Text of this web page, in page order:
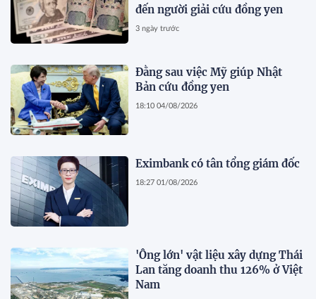
đến người giải cứu đồng yen
3 ngày trước
Đằng sau việc Mỹ giúp Nhật
Bản cứu đồng yen
18:10 04/08/2026
Eximbank có tân tổng giám đốc
18:27 01/08/2026
'Ông lớn' vật liệu xây dựng Thái
Lan tăng doanh thu 126% ở Việt
Nam